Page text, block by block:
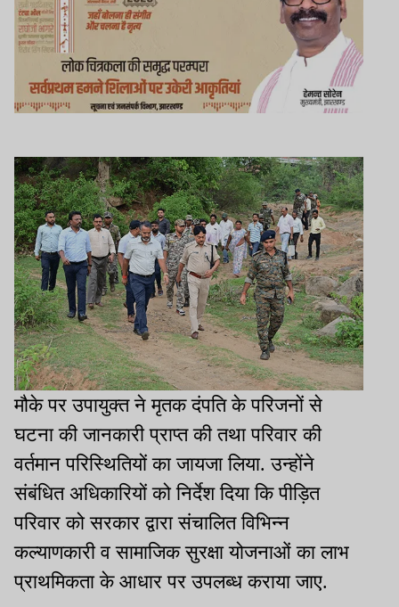
मौके पर उपायुक्त ने मृतक दंपति के परिजनों से
घटना की जानकारी प्राप्त की तथा परिवार की
वर्तमान परिस्थितियों का जायजा लिया. उन्होंने
संबंधित अधिकारियों को निर्देश दिया कि पीड़ित
परिवार को सरकार द्वारा संचालित विभिन्न
कल्याणकारी व सामाजिक सुरक्षा योजनाओं का लाभ
प्राथमिकता के आधार पर उपलब्ध कराया जाए.